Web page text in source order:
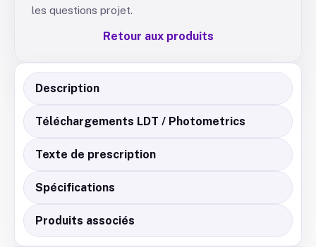
les questions projet.
Retour aux produits
Description
Téléchargements LDT / Photometrics
Texte de prescription
Spécifications
Produits associés